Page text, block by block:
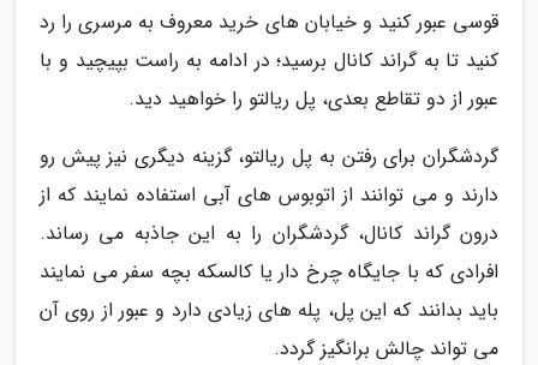
قوسی عبور کنید و خیابان های خرید معروف به مرسری را رد
کنید تا به گراند کانال برسید؛ در ادامه به راست بپیچید و با
عبور از دو تقاطع بعدی، پل ریالتو را خواهید دید.
گردشگران برای رفتن به پل ریالتو، گزینه دیگری نیز پیش رو
دارند و می توانند از اتوبوس های آبی استفاده نمایند که از
درون گراند کانال، گردشگران را به این جاذبه می رساند.
افرادی که با جایگاه چرخ دار یا کالسکه بچه سفر می نمایند
باید بدانند که این پل، پله های زیادی دارد و عبور از روی آن
می تواند چالش برانگیز گردد.